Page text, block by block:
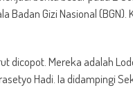
Badan Gizi Nasional
dicopot. Mereka adalah
Hadi. Ia didampingi